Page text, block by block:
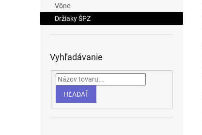
Vône
Držiaky ŠPZ
Vyhľadávanie
HĽADAŤ